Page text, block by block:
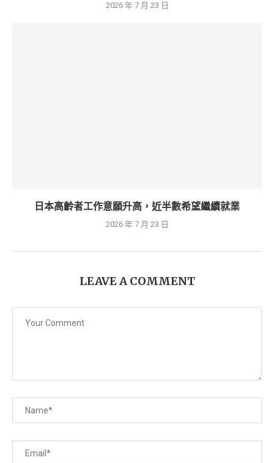
2026 年 7 月 23 日
日本高齡者工作意願升高，近半數希望繼續就業
2026 年 7 月 23 日
LEAVE A COMMENT